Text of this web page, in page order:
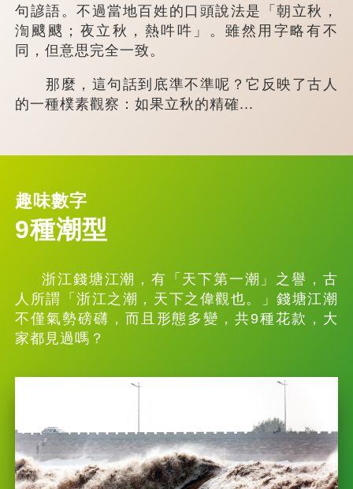
句諺語。不過當地百姓的口頭說法是「朝立秋，
渹颼颼；夜立秋，熱吽吽」。雖然用字略有不
同，但意思完全一致。
那麼，這句話到底準不準呢？它反映了古人
的一種樸素觀察：如果立秋的精確...
趣味數字
9種潮型
浙江錢塘江潮，有「天下第一潮」之譽，古
人所謂「浙江之潮，天下之偉觀也。」錢塘江潮
不僅氣勢磅礴，而且形態多變，共9種花款，大
家都見過嗎？